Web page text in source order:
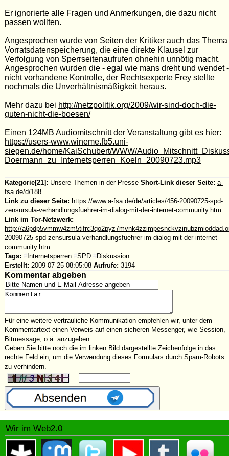
Er ignorierte alle Fragen und Anmerkungen, die dazu nicht
passen wollten.
Angesprochen wurde von Seiten der Kritiker auch das Thema
Vorratsdatenspeicherung, die eine direkte Klausel zur
Verfolgung von Sperrseitenaufrufen ohnehin unnötig macht.
Angesprochen wurden die - egal wie mans dreht und wendet -
nicht vorhandene Kontrolle, der Rechtsexperte Frey stellte
nochmals die Unverhältnismäßigkeit heraus.
Mehr dazu bei http://netzpolitik.org/2009/wir-sind-doch-die-
guten-nicht-die-boesen/
Einen 124MB Audiomitschnitt der Veranstaltung gibt es hier:
https://users-www.wineme.fb5.uni-
siegen.de/home/KaiSchubert/WWW/
Doermann_zu_Internetsperren_Koeln_20090723.mp3
Kategorie[21]: Unsere Themen in der Presse Short-Link dieser Seite: a-
fsa.de/d/188
Link zu dieser Seite: https://www.a-fsa.de/de/articles/456-20090725-spd-
zensursula-verhandlungsfuehrer-im-dialog-mit-der-internet-community.htm
Link im Tor-Netzwerk:
http://
20090725-spd-zensursula-verhandlungsfuehrer-im-dialog-mit-der-internet-
community.htm
Tags:
Internetsperren SPD
Diskussion
Erstellt: 2009-07-25 08:05:08 Aufrufe: 3194
Kommentar abgeben
Für eine weitere vertrauliche Kommunikation empfehlen wir, unter dem
Kommentartext einen Verweis auf einen sicheren Messenger, wie Session,
Bitmessage, o.ä. anzugeben.
Geben Sie bitte noch die im linken Bild dargestellte Zeichenfolge in das
rechte Feld ein, um die Verwendung dieses Formulars durch Spam-Robots
zu verhindern.
Wir im Web2.0